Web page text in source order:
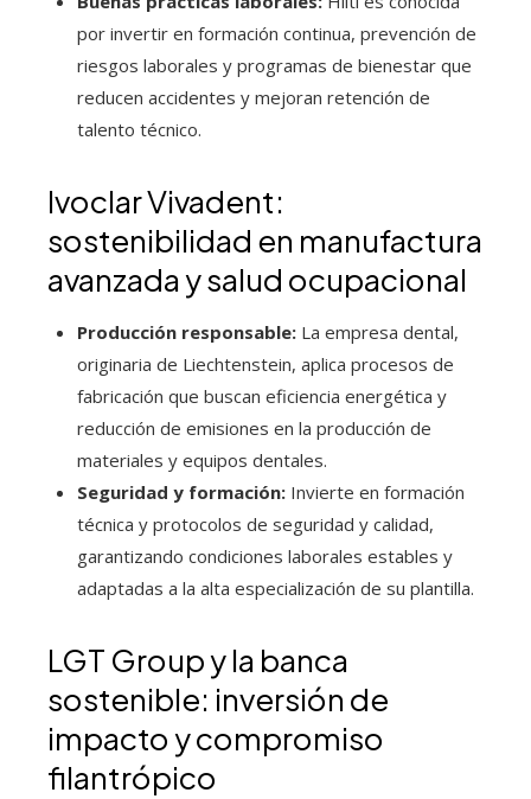
por invertir en formación continua, prevención de
riesgos laborales y programas de bienestar que
reducen accidentes y mejoran retención de
talento técnico.
Ivoclar Vivadent:
sostenibilidad en manufactura
avanzada y salud ocupacional
Producción responsable: La empresa dental,
originaria de Liechtenstein, aplica procesos de
fabricación que buscan eficiencia energética y
reducción de emisiones en la producción de
materiales y equipos dentales.
Seguridad y formación: Invierte en formación
técnica y protocolos de seguridad y calidad,
garantizando condiciones laborales estables y
adaptadas a la alta especialización de su plantilla.
LGT Group y la banca
sostenible: inversión de
impacto y compromiso
filantrópico